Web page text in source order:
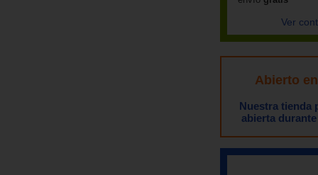
Ver
Abierto
Nuestra tienda
abierta